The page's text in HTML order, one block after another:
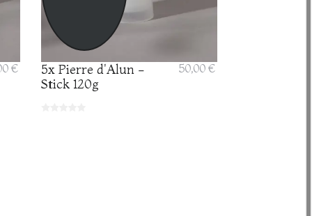
€
5x Pierre d'Alun -
Stick 120g
50,00 €